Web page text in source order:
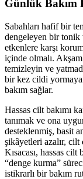
Günlük Bakım
Sabahları hafif bir
dengeleyen bir tonik
etkenlere karşı
içinde olmalı. Akşam
temizleyin ve
bir kez cildi
bakım sağlar.
Hassas cilt bakımı
tanımak ve ona
desteklenmiş, basit
şikâyetleri azalır, cilt
Kısacası, hassas
“denge kurma”
istikrarlı bir bakım